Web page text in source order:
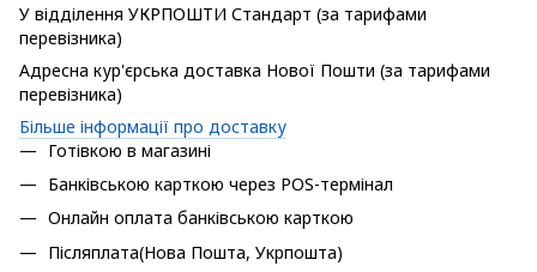
У відділення УКРПОШТИ Стандарт (за тарифами
перевізника)
Адресна кур'єрська доставка Нової Пошти (за тарифами
перевізника)
Більше інформації про доставку
Готівкою в магазині
Банківською карткою через POS-термінал
Онлайн оплата банківською карткою
Післяплата(Нова Пошта, Укрпошта)